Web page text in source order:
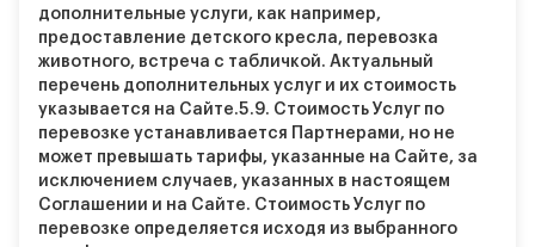
дополнительные услуги, как например,
предоставление детского кресла, перевозка
животного, встреча с табличкой. Актуальный
перечень дополнительных услуг и их стоимость
указывается на Сайте.5.9. Стоимость Услуг по
перевозке устанавливается Партнерами, но не
может превышать тарифы, указанные на Сайте, за
исключением случаев, указанных в настоящем
Соглашении и на Сайте. Стоимость Услуг по
перевозке определяется исходя из выбранного